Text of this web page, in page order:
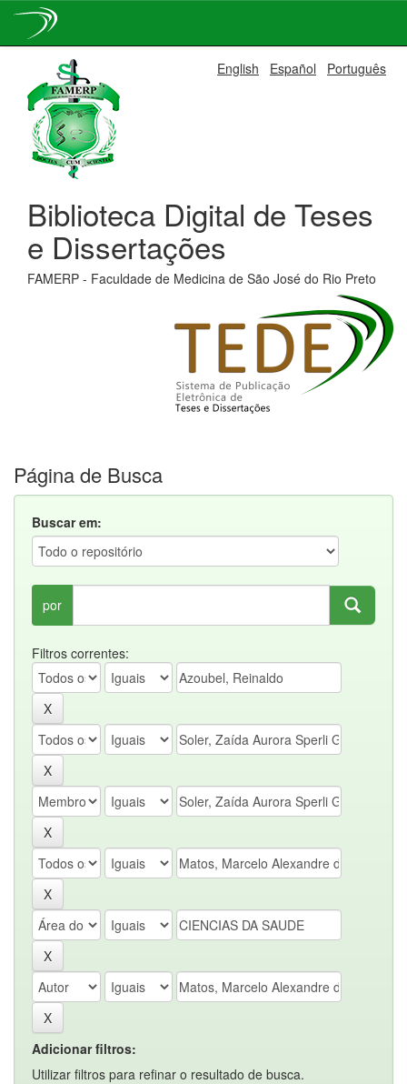
navigation
English Español Português
Biblioteca Digital de Teses
e Dissertações
FAMERP - Faculdade de Medicina de São José do Rio Preto
Página de Busca
Buscar em:
por
Filtros correntes:
Adicionar filtros:
Utilizar filtros para refinar o resultado de busca.